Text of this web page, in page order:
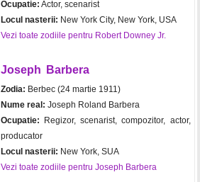
Ocupatie: Actor, scenarist
Locul nasterii: New York City, New York, USA
Vezi toate zodiile pentru Robert Downey Jr.
Joseph Barbera
Zodia: Berbec (24 martie 1911)
Nume real: Joseph Roland Barbera
Ocupatie: Regizor, scenarist, compozitor, actor,
producator
Locul nasterii: New York, SUA
Vezi toate zodiile pentru Joseph Barbera